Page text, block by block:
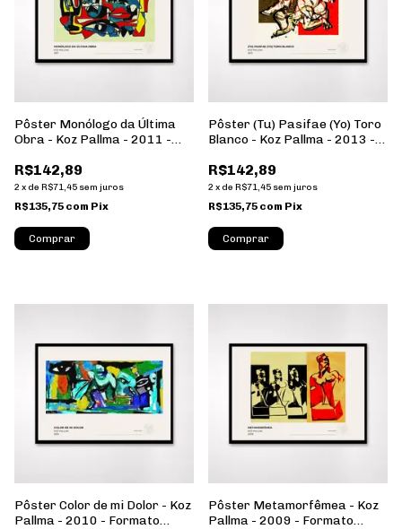
Pôster Monólogo da Última
Obra - Koz Pallma - 2011 -
Moldura
R$142,89
2 x de R$71,45 sem juros
R$135,75 com Pix
Comprar
Pôster (Tu) Pasifae (Yo) Toro
Blanco - Koz Pallma - 2013 -
Moldura
R$142,89
2 x de R$71,45 sem juros
R$135,75 com Pix
Comprar
Pôster Color de mi Dolor - Koz
Pallma - 2010 - Formato
Pôster Metamorfêmea - Koz
Pallma - 2009 - Formato